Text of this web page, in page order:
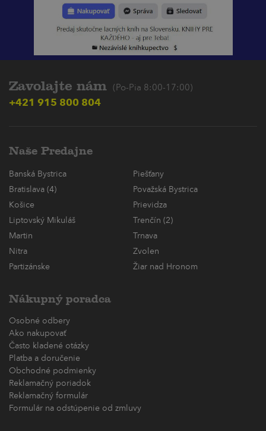
Zavolajte nám (Po-Pia 8:00-17:00)
+421 915 800 804
Naše Predajne
Banská Bystrica
Piešťany
Bratislava (4)
Považská Bystrica
Košice
Prievidza
Liptovský Mikuláš
Trenčín (2)
Martin
Trnava
Nitra
Zvolen
Partizánske
Žiar nad Hronom
Nákupný poradca
Osobné odbery
Ako nakupovať
Často kladené otázky
Platba a doručenie
Obchodné podmienky
Reklamačný poriadok
Reklamačný formulár
Formulár na odstúpenie od zmluvy